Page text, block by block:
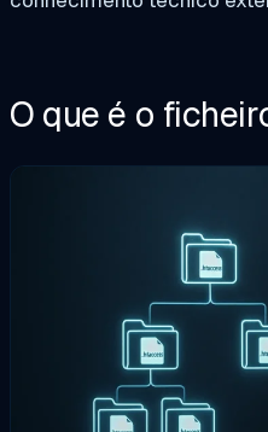
O que é o